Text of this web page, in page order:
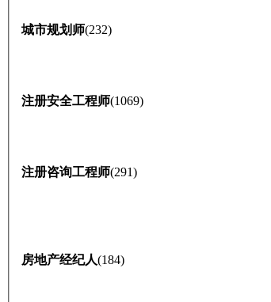
城市规划师(232)
注册安全工程师(1069)
注册咨询工程师(291)
房地产经纪人(184)